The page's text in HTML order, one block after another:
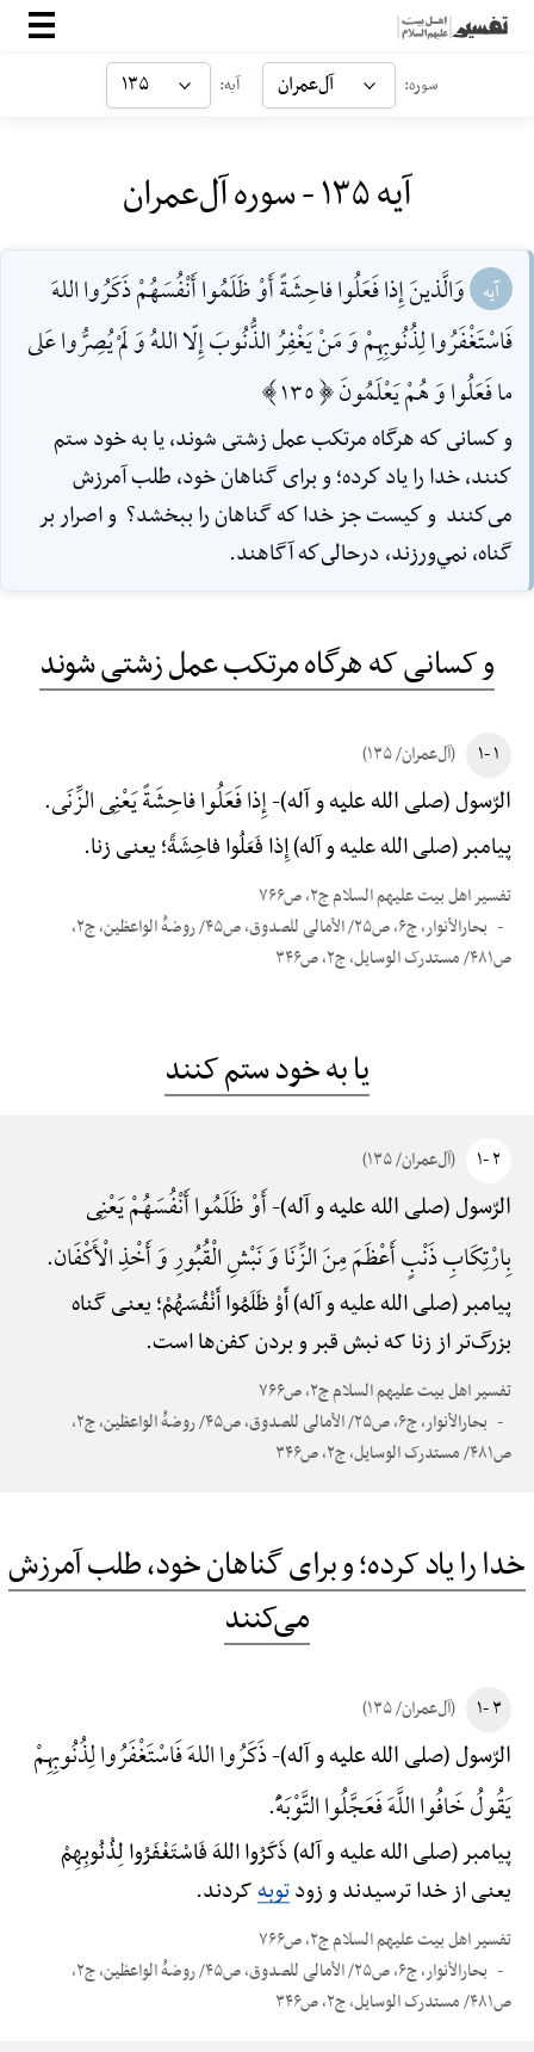
صفحه‌اصلی
ارتباط با ما
سوره: آل‌عمران آیه: ۱۳۵
آیه ۱۳۵ - سوره آل‌عمران
آیه وَالَّذينَ إِذا فَعَلُوا فاحِشَةً أَوْ ظَلَمُوا أَنْفُسَهُمْ ذَكَرُوا اللهَ
فَاسْتَغْفَرُوا لِذُنُوبِهِمْ وَ مَنْ يَغْفِرُ الذُّنُوبَ إِلّا اللهُ وَ لَمْ يُصِرُّوا عَلى
ما فَعَلُوا وَ هُمْ يَعْلَمُونَ [135]
و كسانى كه هرگاه مرتكب عمل زشتى شوند، يا به خود ستم
كنند، خدا را ياد كرده؛ و براى گناهان خود، طلب آمرزش
مى‌كنند ‌ و كيست جز خدا كه گناهان را ببخشد؟ ‌ و اصرار بر
گناه، نمي‌ورزند، درحالى‌كه آگاهند.
و کسانی که هرگاه مرتکب عمل زشتی شوند
۱ -۱ (آل‌عمران/ ۱۳۵)
الرّسول (صلی الله علیه و آله)-إِذا فَعَلُوا فاحِشَةً یَعْنِی الزِّنَی.
پیامبر (صلی الله علیه و آله) إِذا فَعَلُوا فاحِشَةً؛ یعنی زنا.
تفسیر اهل بیت علیهم السلام ج۲، ص۷۶۶
بحارالأنوار، ج۶، ص۲۵/ الأمالی للصدوق، ص۴۵/ روضهًْ الواعظین، ج۲،
ص۴۸۱/ مستدرک الوسایل، ج۲، ص۳۴۶
یا به خود ستم کنند
۲ -۱ (آل‌عمران/ ۱۳۵)
الرّسول (صلی الله علیه و آله)-أَوْ ظَلَمُوا أَنْفُسَهُمْ یَعْنِی
بِارْتِکَابِ ذَنْبٍ أَعْظَمَ مِنَ الزِّنَا وَ نَبْشِ الْقُبُورِ وَ أَخْذِ الْأَکْفَان.
پیامبر (صلی الله علیه و آله) أَوْ ظَلَمُوا أَنْفُسَهُمْ؛ یعنی گناه
بزرگ‌تر از زنا که نبش قبر و بردن کفن‌ها است.
تفسیر اهل بیت علیهم السلام ج۲، ص۷۶۶
بحارالأنوار، ج۶، ص۲۵/ الأمالی للصدوق، ص۴۵/ روضهًْ الواعظین، ج۲،
ص۴۸۱/ مستدرک الوسایل، ج۲، ص۳۴۶
خدا را یاد کرده؛ و برای گناهان خود، طلب آمرزش
می‌کنند
۳ -۱ (آل‌عمران/ ۱۳۵)
الرّسول (صلی الله علیه و آله)-ذَکَرُوا اللهَ فَاسْتَغْفَرُوا لِذُنُوبِهِمْ
یَقُولُ خَافُوا اللَّهَ فَعَجَّلُوا التَّوْبَهًَْ.
پیامبر (صلی الله علیه و آله) ذَکَرُوا اللهَ فَاسْتَغْفَرُوا لِذُنُوبِهِمْ
یعنی از خدا ترسیدند و زودتوبهکردند.
تفسیر اهل بیت علیهم السلام ج۲، ص۷۶۶
بحارالأنوار، ج۶، ص۲۵/ الأمالی للصدوق، ص۴۵/ روضهًْ الواعظین، ج۲،
ص۴۸۱/ مستدرک الوسایل، ج۲، ص۳۴۶